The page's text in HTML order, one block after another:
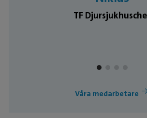
TF
Våra medarbetare